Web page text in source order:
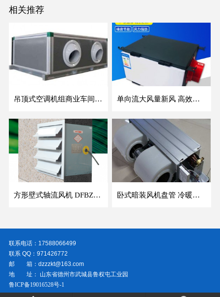
相关推荐
吊顶式空调机组商业车间防爆新风空调器射流冷暖机组 单向流大风量新风 高效除霾全热交换新风机空气净化
方形壁式轴流风机 DFBZ低噪防爆工业XBDZ静音220V/380V壁式边墙风机 卧式暗装风机盘管 冷暖两用盘管系列 明装风盘空调器
联系电话：17588066499
联系 QQ：971426772
邮 箱：dzzzkt@163.com
地 址： 山东省德州市武城县鲁权屯工业园
鲁ICP备19016528号-1